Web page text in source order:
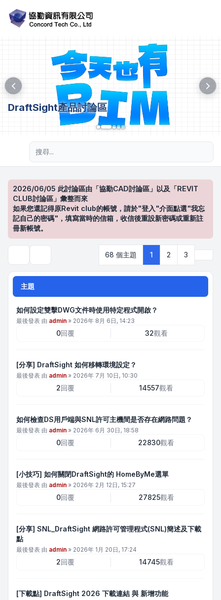
DraftSight產品討論區
2026/06/05 此討論區由「協勤CAD討論區」以及「REVIT
CLUB討論區」彙整而來
如果您還記得原Revit club的帳號，請於"登入"介面點選"我忘
記自己的密碼"，填寫當時的信箱，收信後重設新密碼或重新註
冊新帳號。
68 個主題 1 2 3
主題
如何設定雙擊DWG文件時使用特定程式開啟？
最後發表 由 admin » 2026年 8月 6日, 14:23
0回覆 32觀看
[分享] DraftSight 如何移轉環境設定？
最後發表 由 admin » 2026年 7月 10日, 10:30
2回覆 14557觀看
如何檢查DS用戶端與SNL許可主機間是否存在網路問題？
最後發表 由 admin » 2026年 6月 30日, 18:58
0回覆 22830觀看
[小技巧] 如何關閉DraftSight的 HomeByMe選單
最後發表 由 admin » 2026年 2月 12日, 15:27
0回覆 27825觀看
[分享] SNL_DraftSight 網路許可管理程式(SNL)簡述及下載
點
最後發表 由 admin » 2026年 1月 20日, 17:24
2回覆 14745觀看
[下載點] DraftSight 2026 下載連結 與 新增功能